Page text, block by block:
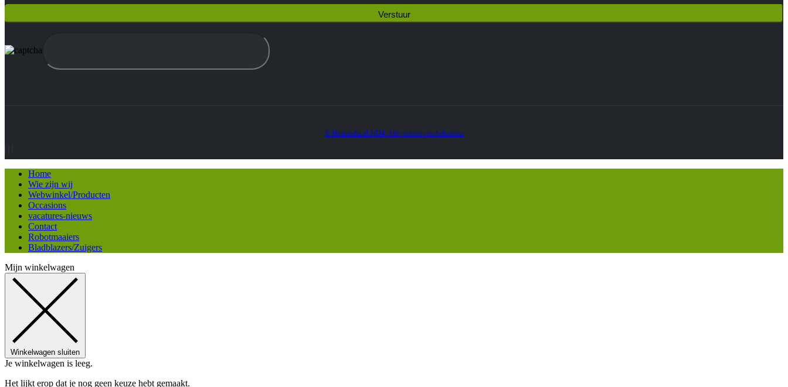
© Heatmedia.nl 2024. Alle rechten voorbehouden
Home
Wie zijn wij
Webwinkel/Producten
Occasions
vacatures-nieuws
Contact
Robotmaaiers
Bladblazers/Zuigers
Mijn winkelwagen
Winkelwagen sluiten
Je winkelwagen is leeg.
Het lijkt erop dat je nog geen keuze hebt gemaakt.